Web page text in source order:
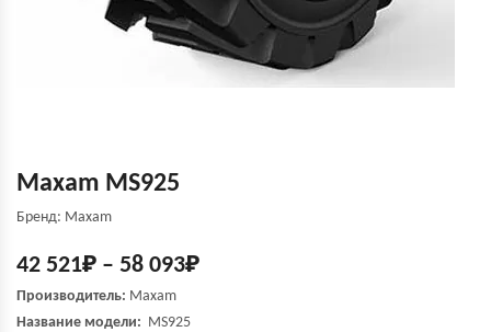
Maxam MS925
Бренд: Maxam
42 521₽ – 58 093₽
Производитель: Maxam
Название модели: MS925